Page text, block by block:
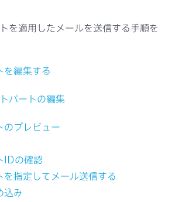
を適用したメールを送信する手順を
を編集する
パートの編集
のプレビュー
IDの確認
を指定してメール送信する
込み